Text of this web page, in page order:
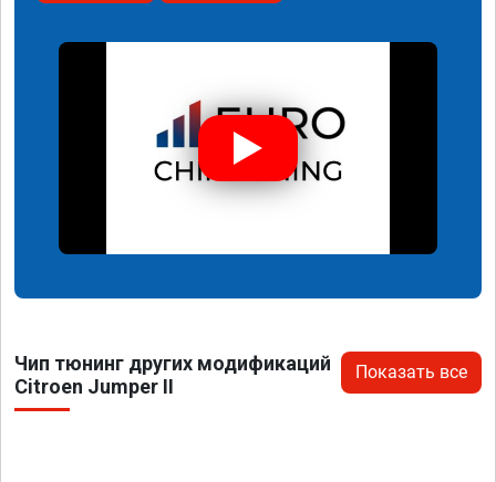
Чип тюнинг других модификаций
Citroen Jumper II
Показать все